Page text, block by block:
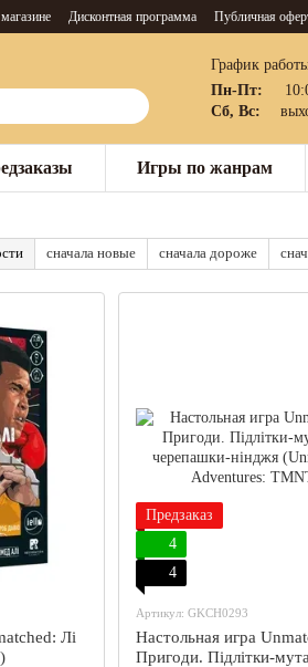
Дисконтная программа Публичная
График
Пн-Пт:
Сб, Вс:
Игры по жанрам
сначала новые сначала дороже
Лі
Предзаказ
4
4
Артикул: GKCH0293
Настольная игра
Пригоди. Підлітки-